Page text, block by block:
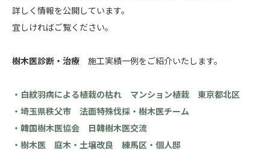
詳しく情報を公開しています。
宜しければご覧ください。
樹木医診断・治療 施工実績一例をご紹介いたします。
・白紋羽病による植栽の枯れ マンション植栽 東京都北区
・埼玉県秩父市 法面特殊伐採・樹木医チーム
・韓国樹木医協会 日韓樹木医交流
・樹木医 庭木・土壌改良 練馬区・個人邸